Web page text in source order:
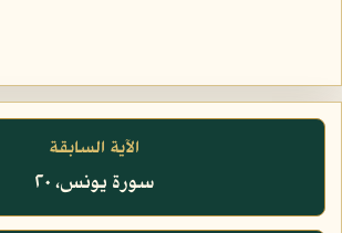
الآية السابقة
سورة يونس، ٢٠